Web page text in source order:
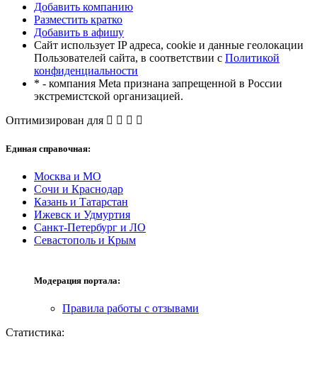
Добавить компанию
Разместить кратко
Добавить в афишу
Сайт использует IP адреса, cookie и данные геолокации
Пользователей сайта, в соответствии с Политикой
конфиденциальности
* - компания Meta признана запрещенной в России
экстремистской организацией.
Оптимизирован для
Единая справочная:
Москва и МО
Сочи и Краснодар
Казань и Татарстан
Ижевск и Удмуртия
Санкт-Петербург и ЛО
Севастополь и Крым
Модерация портала:
Правила работы с отзывами
Статистика: